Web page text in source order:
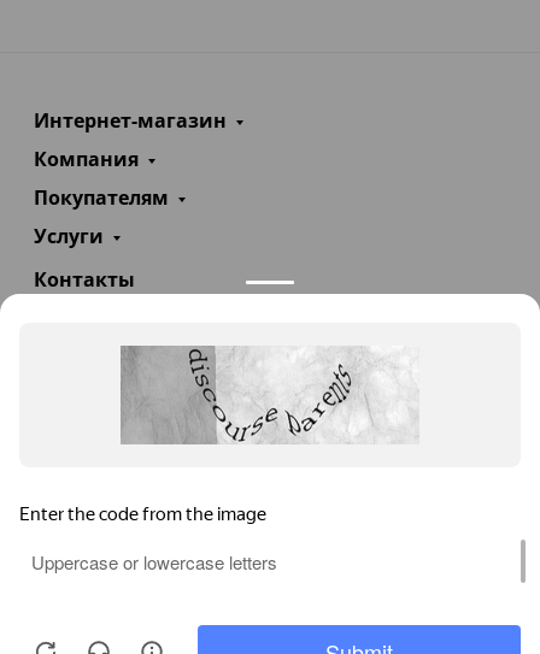
Интернет-магазин
Компания
Покупателям
Услуги
Контакты
info@teploexpert.com
Пн—Сб 09:00 – 18:00
TeploExpert.com © 2008 - 2026 Оборудование для
систем отопления, водоснабжения, канализации